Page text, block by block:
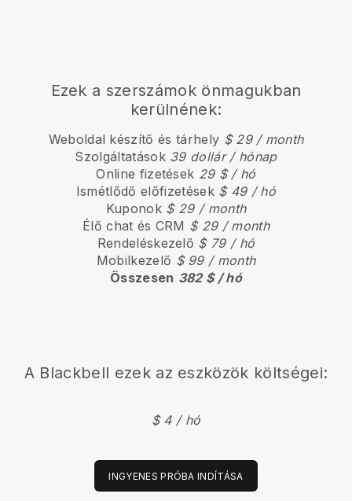
Ezek a szerszámok önmagukban
kerülnének:
Weboldal készítő és tárhely $ 29 / month
Szolgáltatások 39 dollár / hónap
Online fizetések 29 $ / hó
Ismétlődő előfizetések $ 49 / hó
Kuponok $ 29 / month
Élő chat és CRM $ 29 / month
Rendeléskezelő $ 79 / hó
Mobilkezelő $ 99 / month
Összesen 382 $ / hó
A Blackbell ezek az eszközök költségei:
$ 4 / hó
INGYENES PRÓBA INDÍTÁSA